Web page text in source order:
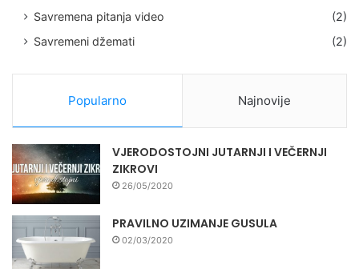
Savremena pitanja video
(2)
Savremeni džemati
(2)
Popularno Najnovije
VJERODOSTOJNI JUTARNJI I VEČERNJI
ZIKROVI
26/05/2020
PRAVILNO UZIMANJE GUSULA
02/03/2020